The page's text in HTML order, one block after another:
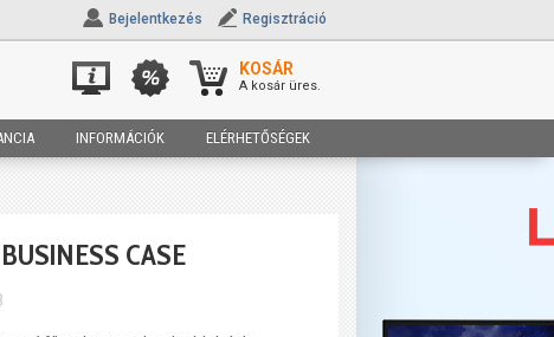
Bejelentkezés Regisztráció
KOSÁR
A kosár üres.
INFORMÁCIÓK ELÉRHETŐSÉGEK
CASE